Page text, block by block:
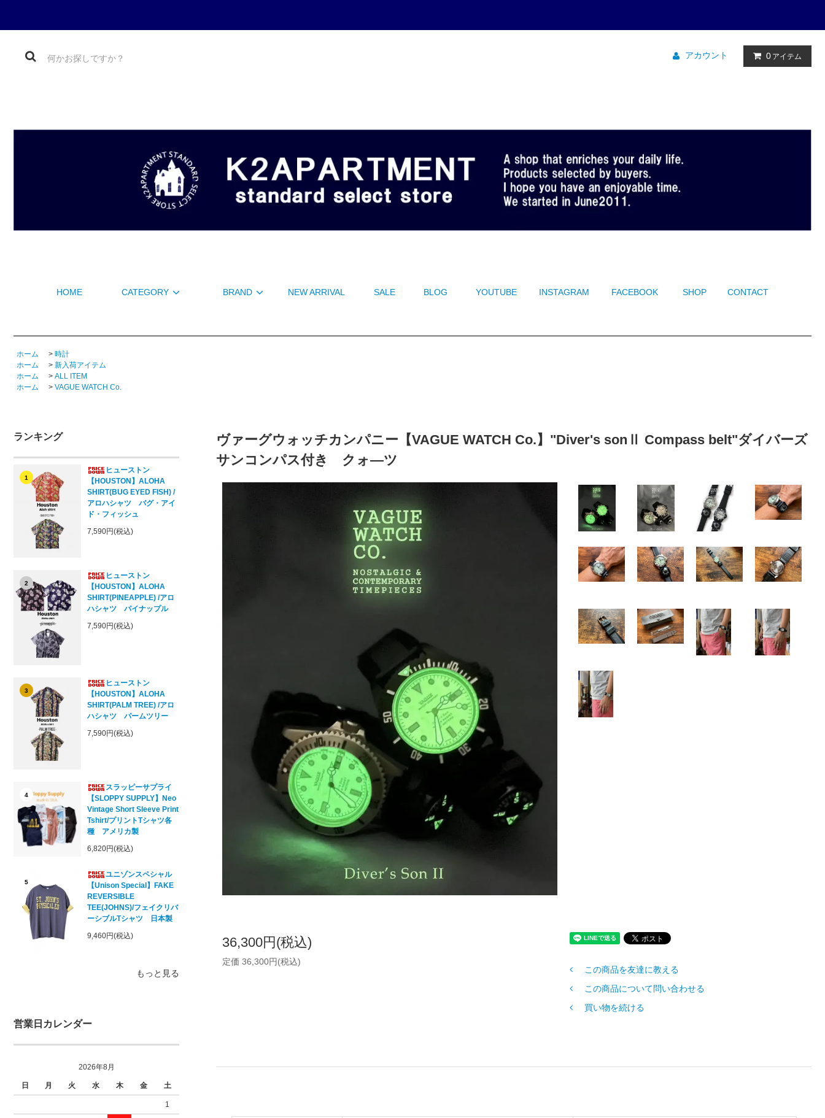
アカウント 0 アイテム
HOME CATEGORY BRAND NEW ARRIVAL SALE BLOG YOUTUBE INSTAGRAM FACEBOOK SHOP CONTACT
ホーム > 時計
ホーム
> 新入荷アイテム
ホーム
> ALL ITEM
ホーム
> VAGUE WATCH Co.
ランキング
1
ヒューストン
【HOUSTON】ALOHA
SHIRT(BUG EYED FISH) /
アロハシャツ バグ・アイ
ド・フィッシュ
7,590円(税込)
2
ヒューストン
【HOUSTON】ALOHA
SHIRT(PINEAPPLE) /アロ
ハシャツ パイナップル
7,590円(税込)
3
ヒューストン
【HOUSTON】ALOHA
SHIRT(PALM TREE) /アロ
ハシャツ パームツリー
7,590円(税込)
4
スラッピーサプライ
【SLOPPY SUPPLY】Neo
Vintage Short Sleeve Print
Tshirt/プリントTシャツ各
種 アメリカ製
6,820円(税込)
5
ユニゾンスペシャル
【Unison Special】FAKE
REVERSIBLE
TEE(JOHNS)/フェイクリバ
ーシブルTシャツ 日本製
9,460円(税込)
もっと見る
営業日カレンダー
2026年8月
日 月 火 水 木 金 土
1
ヴァーグウォッチカンパニー【VAGUE WATCH Co.】"Diver's sonⅡ Compass belt"ダイバーズ
サンコンパス付き クォ―ツ
36,300円(税込)
定価 36,300円(税込)
この商品を友達に教える
この商品について問い合わせる
買い物を続ける